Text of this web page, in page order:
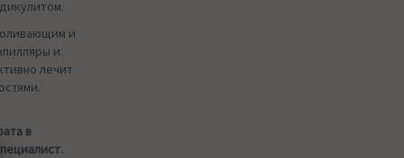
и
и
лечит
в